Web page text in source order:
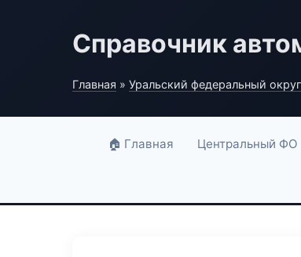
Справочник
Главная » Уральский федеральный округ
🏠 Главная Центральный ФО